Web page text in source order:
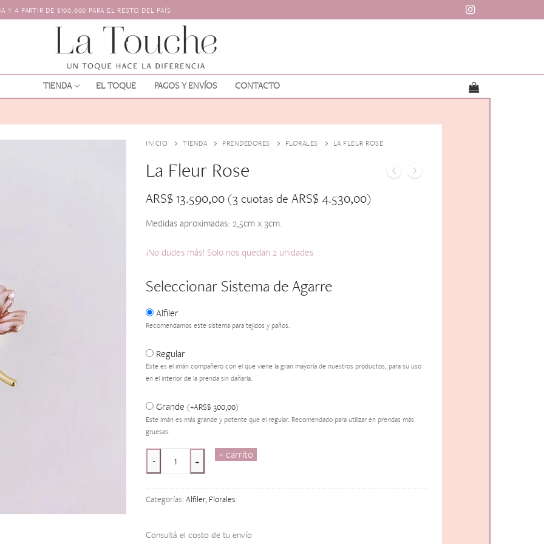
A PARTIR DE $100.000 PARA EL RESTO DEL PAÍS
TIENDA EL TOQUE PAGOS Y ENVÍOS CONTACTO
INICIO TIENDA PRENDEDORES FLORALES LA FLEUR ROSE
La Fleur Rose
ARS$13.590,00 (3 cuotas de ARS$4.530,00)
Medidas aproximadas: 2,5cm x 3cm.
¡No dudes más! Solo nos quedan 2 unidades
Seleccionar Sistema de Agarre
Alfiler
Recomendamos este sistema para tejidos y paños.
Regular
Este es el imán compañero con el que viene la gran mayoría de nuestros productos, para su uso
en el interior de la prenda sin dañarla.
Grande (+ARS$ 300,00)
Este imán es más grande y potente que el regular. Recomendado para utilizar en prendas más
gruesas.
Fleur
cantidad
- +
+ carrito
Categorías: Alfiler, Florales
Consultá el costo de tu envío